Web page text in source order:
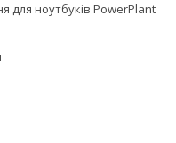
для ноутбуків PowerPlant